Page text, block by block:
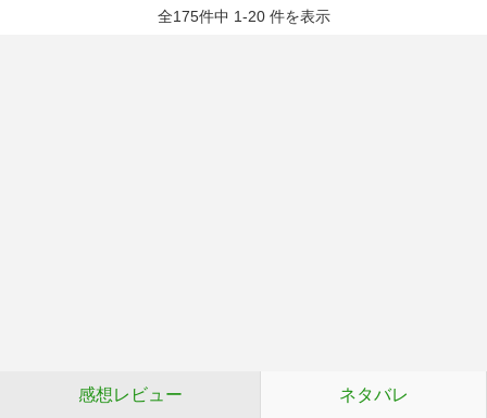
全175件中 1-20 件を表示
感想レビュー ネタバレ